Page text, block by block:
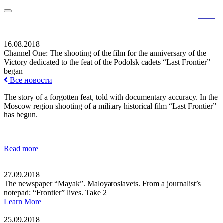
16.08.2018
Channel One: The shooting of the film for the anniversary of the
Victory dedicated to the feat of the Podolsk cadets “Last Frontier”
began
Все новости
The story of a forgotten feat, told with documentary accuracy. In the
Moscow region shooting of a military historical film “Last Frontier”
has begun.
Read more
27.09.2018
The newspaper “Mayak”. Maloyaroslavets. From a journalist’s
notepad: “Frontier” lives. Take 2
Learn More
25.09.2018